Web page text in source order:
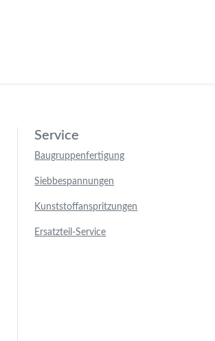
Service
Baugruppenfertigung
Siebbespannungen
Kunststoffanspritzungen
Ersatzteil-Service